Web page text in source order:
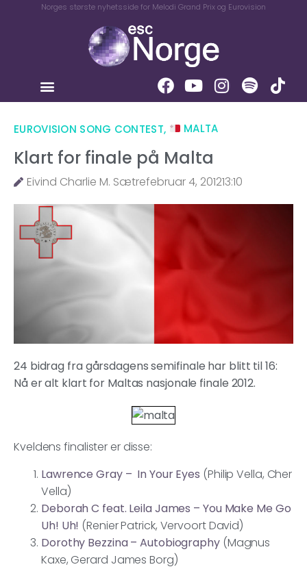
Norges største nyhetsside for Melodi Grand Prix og Eurovision
EUROVISION SONG CONTEST, MALTA
Klart for finale på Malta
Eivind Charlie M. Sætrefebruar 4, 201213:10
24 bidrag fra gårsdagens semifinale har blitt til 16:
Nå er alt klart for Maltas nasjonale finale 2012.
Kveldens finalister er disse:
Lawrence Gray – In Your Eyes (Philip Vella, Cher
Vella)
Deborah C feat. Leila James – You Make Me Go
Uh! Uh! (Renier Patrick, Vervoort David)
Dorothy Bezzina – Autobiography(Magnus
Kaxe, Gerard James Borg)